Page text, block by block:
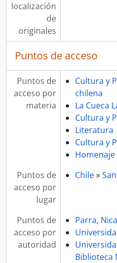
localización
de
originales
Puntos de acceso
Puntos de
acceso por
materia
Cultura y
chilena
La Cueca
Cultura y
Literatura
Cultura y
Homenaje
Puntos de
acceso por
lugar
Chile»
Puntos de
acceso por
autoridad
Parra,
Biblioteca